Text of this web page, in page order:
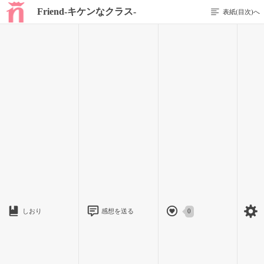
Friend-キケンなクラス- 表紙(目次)へ
しおり 感想を送る 0